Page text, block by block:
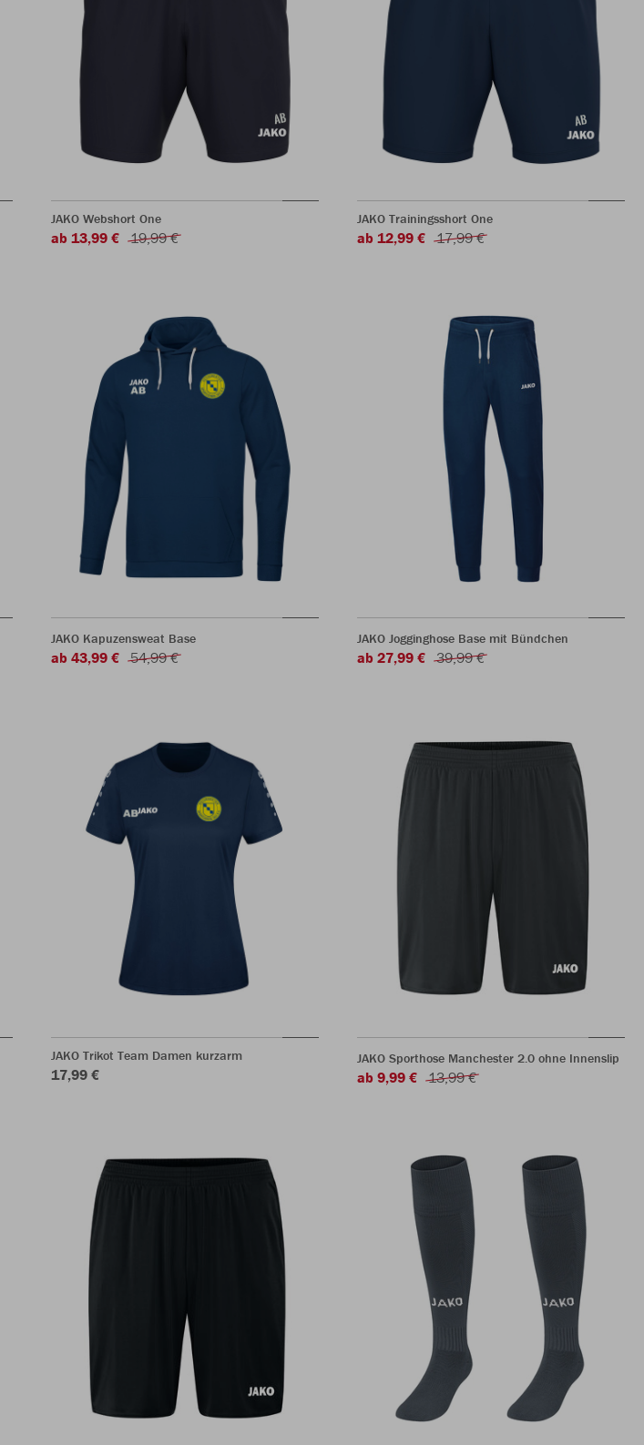
JAKO Webshort One
ab 13,99 € 19,99 €
JAKO Trainingsshort One
ab 12,99 € 17,99 €
JAKO Kapuzensweat Base
ab 43,99 € 54,99 €
JAKO Jogginghose Base mit Bündchen
ab 27,99 € 39,99 €
JAKO Trikot Team Damen kurzarm
17,99 €
JAKO Sporthose Manchester 2.0 ohne Innenslip
ab 9,99 € 13,99 €